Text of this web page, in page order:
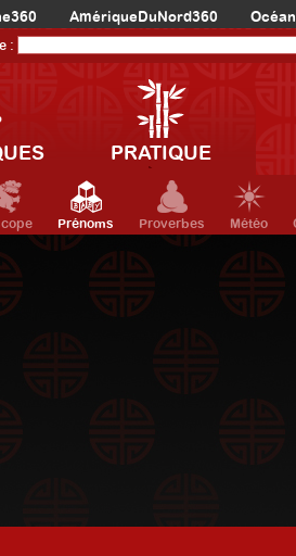
AmériqueDuNord360
:
PRATIQUE
Prénoms Proverbes Météo